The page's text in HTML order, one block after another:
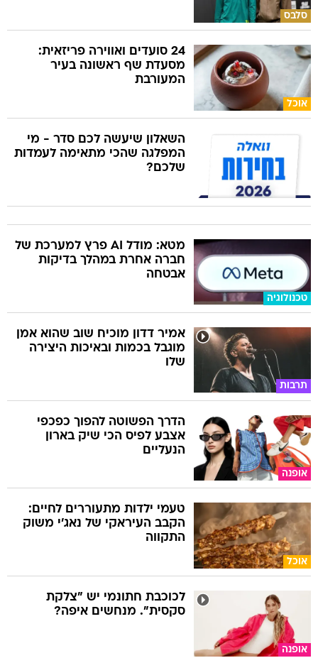
סלבס
אוכל
24 סועדים ואווירה פריזאית:
מסעדת שף ראשונה בעיר
המעורבת
השאלון שיעשה לכם סדר - מי
המפלגה שהכי מתאימה לעמדות
שלכם?
טכנולוגיה
מטא: מודל AI פרץ למערכת של
חברה אחרת במהלך בדיקות
אבטחה
תרבות
אמיר דדון מוכיח שוב שהוא אמן
מוגבל בכמות ובאיכות היצירה
שלו
אופנה
הדרך הפשוטה להפוך כפכפי
אצבע לפיס הכי שיק בארון
הנעליים
אוכל
טעמי ילדות מתעוררים לחיים:
הקבב העיראקי של נאג׳י משוק
התקווה
אופנה
לכוכבת חתונמי יש "צלקת
סקסית". מנחשים איפה?